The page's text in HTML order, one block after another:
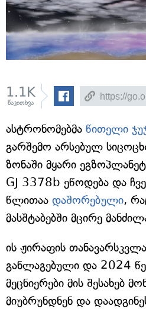
1.1K
წაკითხვა
ასტრონომებმა წითელი
გარშემო არსებულ
ზონაში მყარი
GJ 3378b ეწოდება და
წლითაა დაშორებული,
მასშტაბებში მცირე
ის ჟირაფის
განლაგებული და 2024
მეცნიერები მის შესახებ
მიუბრუნდნენ და